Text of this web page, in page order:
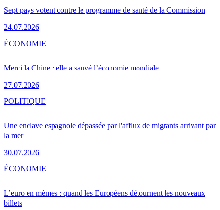
Sept pays votent contre le programme de santé de la Commission
24.07.2026
Merci la Chine : elle a sauvé l’économie mondiale
27.07.2026
ÉCONOMIE
Une enclave espagnole dépassée par l'afflux de migrants arrivant par
la mer
30.07.2026
POLITIQUE
L’euro en mèmes : quand les Européens détournent les nouveaux
billets
ÉCONOMIE